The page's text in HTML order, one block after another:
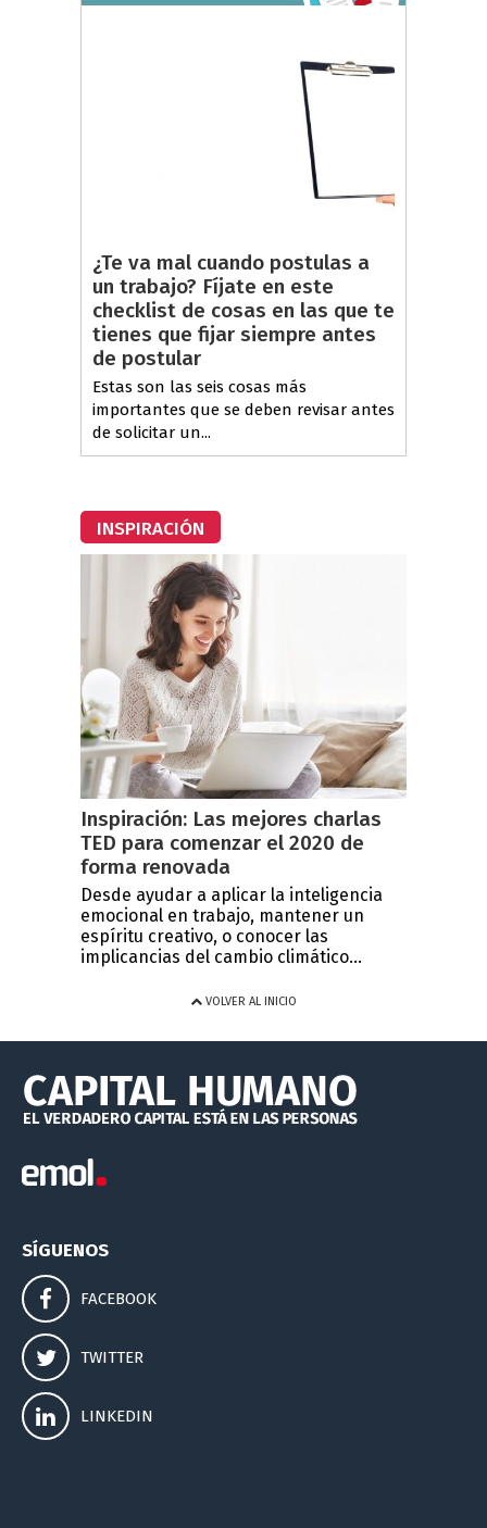
¿Te va mal cuando postulas a
un trabajo? Fíjate en este
checklist de cosas en las que te
tienes que fijar siempre antes
de postular
Estas son las seis cosas más
importantes que se deben revisar antes
de solicitar un...
INSPIRACIÓN
Inspiración: Las mejores charlas
TED para comenzar el 2020 de
forma renovada
Desde ayudar a aplicar la inteligencia
emocional en trabajo, mantener un
espíritu creativo, o conocer las
implicancias del cambio climático...
VOLVER AL INICIO
SÍGUENOS
FACEBOOK
TWITTER
LINKEDIN